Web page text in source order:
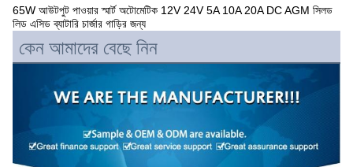
65W আউটপুট পাওয়ার স্মার্ট অটোমেটিক 12V 24V 5A 10A 20A DC AGM সিলড
লিড এসিড ব্যাটারি চার্জার গাড়ির জন্য
কেন আমাদের বেছে নিন